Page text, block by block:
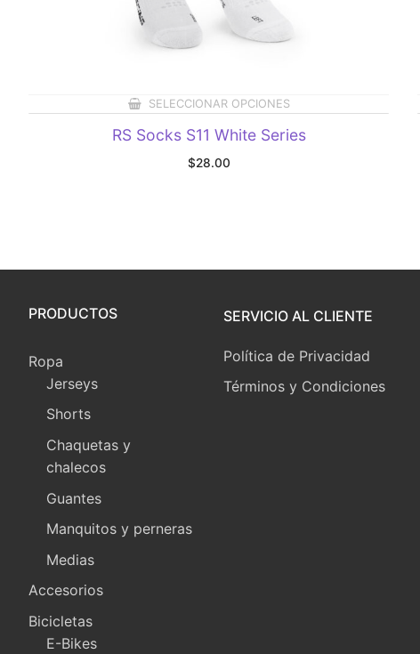
SELECCIONAR OPCIONES
RS Socks S11 White Series
$28.00
PRODUCTOS
Ropa
Jerseys
Shorts
Chaquetas y
chalecos
Guantes
Manquitos y perneras
Medias
Accesorios
Bicicletas
E-Bikes
SERVICIO AL CLIENTE
Política de Privacidad
Términos y Condiciones